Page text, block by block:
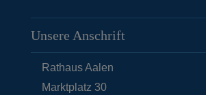
Unsere Anschrift
Rathaus Aalen
Marktplatz 30